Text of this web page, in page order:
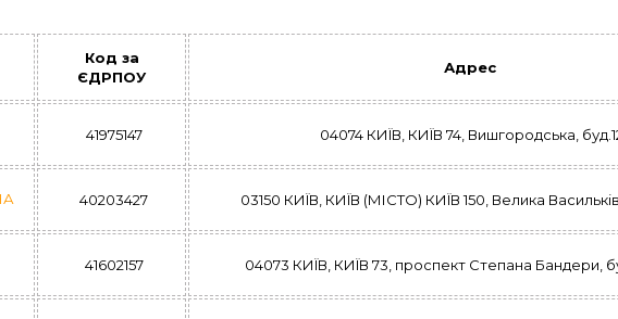
Код за
ЄДРПОУ
Адрес
41975147 04074 КИЇВ, КИЇВ 74, Вишгородська,
40203427 03150 КИЇВ, КИЇВ (МІСТО) КИЇВ 150, Велика
41602157 04073 КИЇВ, КИЇВ 73, проспект Степана Бандери,